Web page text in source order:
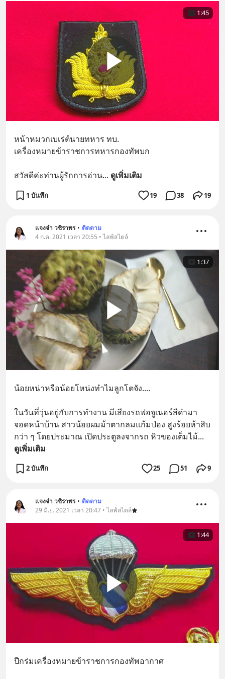
1:45
หน้าหมวกเบเร่ต์นายทหาร ทบ.
เครื่องหมายข้าราชการทหารกองทัพบก
สวัสดีค่ะท่านผู้รักการอ่าน... ดูเพิ่มเติม
1 บันทึก 19 38 19
แจงจ๋า วชิราพร • ติดตาม
4 ก.ค. 2021 เวลา 20:55 • ไลฟ์สไตล์
1:37
น้อยหน่าหรือน้อยโหน่งทำไมลูกโตจัง....
ในวันที่วุ่นอยู่กับการทำงาน มีเสียงรถฟอจูเนอร์สีดำมา
จอดหน้าบ้าน สาวน้อยผมม้าตากลมแก้มป่อง สูงร้อยห้าสิบ
กว่า ๆ โดยประมาณ เปิดประตูลงจากรถ หิวของเต็มไม้...
ดูเพิ่มเติม
2 บันทึก 25 51 9
แจงจ๋า วชิราพร • ติดตาม
29 มิ.ย. 2021 เวลา 20:47 • ไลฟ์สไตล์
1:44
ปีกร่มเครื่องหมายข้าราชการกองทัพอากาศ